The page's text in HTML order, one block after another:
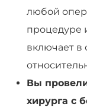
любой
процедуре
включает в
Вы
хирурга с